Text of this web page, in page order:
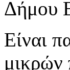
Δήμου
Είναι
μικρών